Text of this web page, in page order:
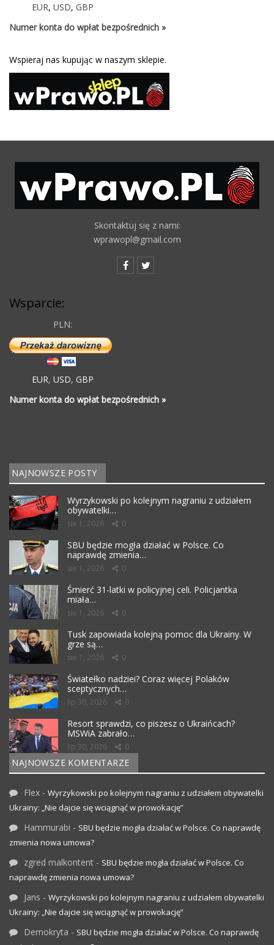
EUR, USD, GBP
Numer konta do wpłat bezpośrednich »
Wspieraj nas kupując w naszym sklepie.
Skontaktuj się z nami:
wprawopl@gmail.com
Wsparcie:
PLN:
EUR, USD, GBP
Numer konta do wpłat bezpośrednich »
NAJNOWSZE POSTY
Wyrzykowski po kolejnym nagraniu z udziałem
obywatelki…
sie 1, 2026 0
SBU będzie mogła działać w Polsce. Co
naprawdę zmienia…
sie 1, 2026 0
Śmierć 31-latki w policyjnej celi. Policjantka
miała…
sie 1, 2026 0
Tusk zapowiada kolejną pomoc dla Ukrainy. W
grze są…
sie 1, 2026 0
Światełko nadziei? Coraz więcej Polaków
sceptycznych…
lip 30, 2026 0
Resort sprawdzi, co piszesz o Ukraińcach?
MSWiA zabrało…
lip 30, 2026 0
NAJNOWSZE KOMENTARZE
Flex - Wyrzykowski po kolejnym nagraniu z udziałem obywatelki
Ukrainy: „Nie dajcie się wciągnąć w prowokację”
Hammurabi - SBU będzie mogła działać w Polsce. Co naprawdę
zmienia nowa umowa?
zgred malkontent - SBU będzie mogła działać w Polsce. Co
naprawdę zmienia nowa umowa?
Jans - Wyrzykowski po kolejnym nagraniu z udziałem obywatelki
Ukrainy: „Nie dajcie się wciągnąć w prowokację”
Demokryta - SBU będzie mogła działać w Polsce. Co naprawdę